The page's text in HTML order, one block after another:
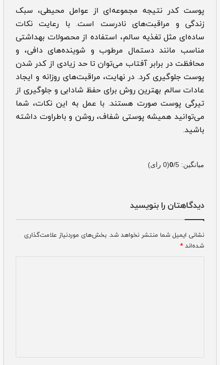
پوست کدر نتیجه مجموعه‌ای از عوامل محیطی، سبک
زندگی و مراقبت‌های نادرست است. با رعایت نکات
ساده‌ای مثل تغذیه سالم، استفاده از محصولات بهداشتی
مناسب مانند دستمال مرطوب و شوینده‌های دافی، و
محافظت در برابر آفتاب می‌توان تا حد زیادی از کدر شدن
پوست جلوگیری کرد. در نهایت، مراقبت‌های روزانه و ایجاد
عادات سالم بهترین روش برای حفظ شادابی و جلوگیری از
تیرگی پوست صورت هستند. با عمل به این نکات، شما
می‌توانید همیشه پوستی شفاف، روشن و باطراوت داشته
باشید.
میانگین: 0/5
(
0 رای)
دیدگاهتان را بنویسید
نشانی ایمیل شما منتشر نخواهد شد. بخش‌های موردنیاز علامت‌گذاری
شده‌اند *